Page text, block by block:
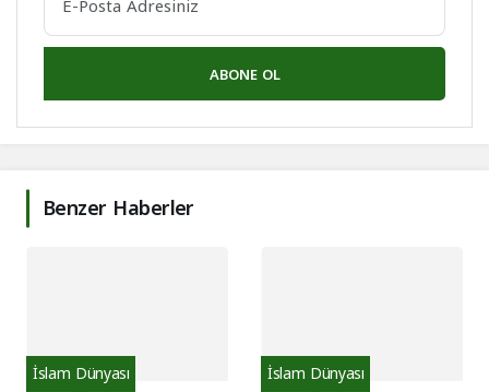
ABONE OL
Benzer Haberler
İslam Dünyası İslam Dünyası